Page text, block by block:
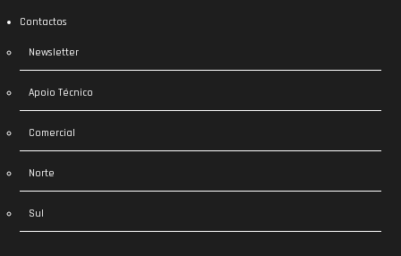
Contactos
Newsletter
Apoio Técnico
Comercial
Norte
Sul